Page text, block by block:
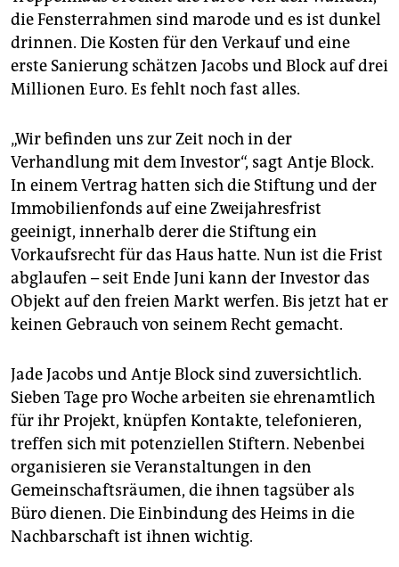
die Fensterrahmen sind marode und es ist dunkel
drinnen. Die Kosten für den Verkauf und eine
erste Sanierung schätzen Jacobs und Block auf drei
Millionen Euro. Es fehlt noch fast alles.
„Wir befinden uns zur Zeit noch in der
Verhandlung mit dem Investor“, sagt Antje Block.
In einem Vertrag hatten sich die Stiftung und der
Immobilienfonds auf eine Zweijahresfrist
geeinigt, innerhalb derer die Stiftung ein
Vorkaufsrecht für das Haus hatte. Nun ist die Frist
abglaufen – seit Ende Juni kann der Investor das
Objekt auf den freien Markt werfen. Bis jetzt hat er
keinen Gebrauch von seinem Recht gemacht.
Jade Jacobs und Antje Block sind zuversichtlich.
Sieben Tage pro Woche arbeiten sie ehrenamtlich
für ihr Projekt, knüpfen Kontakte, telefonieren,
treffen sich mit potenziellen Stiftern. Nebenbei
organisieren sie Veranstaltungen in den
Gemeinschaftsräumen, die ihnen tagsüber als
Büro dienen. Die Einbindung des Heims in die
Nachbarschaft ist ihnen wichtig.